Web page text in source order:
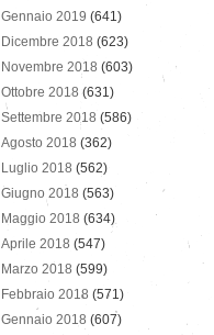
Gennaio 2019 (641)
Dicembre 2018 (623)
Novembre 2018 (603)
Ottobre 2018 (631)
Settembre 2018 (586)
Agosto 2018 (362)
Luglio 2018 (562)
Giugno 2018 (563)
Maggio 2018 (634)
Aprile 2018 (547)
Marzo 2018 (599)
Febbraio 2018 (571)
Gennaio 2018 (607)